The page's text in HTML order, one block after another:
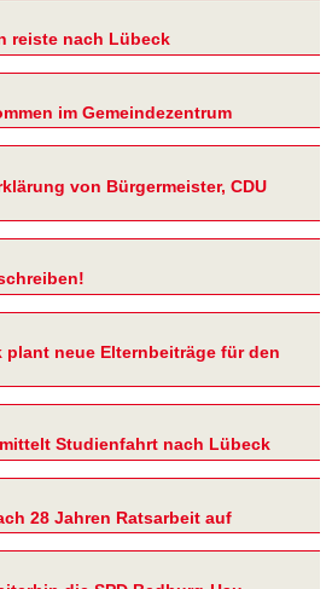
reiste nach Lübeck
im Gemeindezentrum
von Bürgermeister, CDU
plant neue Elternbeiträge für den
Studienfahrt nach Lübeck
28 Jahren Ratsarbeit auf